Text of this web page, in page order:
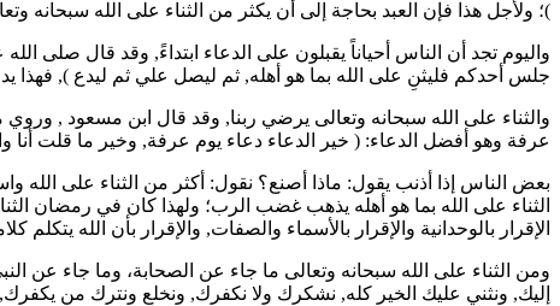
)؛ ولأجل هذا فإن العبد بحاجة إلى أن يكثر من الثناء على الله سبحانه
واليوم تجد أن الناس أحياناً يقبلون على الدعاء ابتداءً, وقد قال صلى
جلس أحدكم فليثنِ على الله بما هو أهله, ثم ليصل علي ثم ليدع ), فهذا
والثناء على الله سبحانه وتعالى يرضي ربنا, وقد قال ابن مسعود , وروي
عرفة وهو أفضل الدعاء: ( خير الدعاء دعاء يوم عرفة, وخير ما قلت أنا
بعض الناس إذا أذنب يقول: ماذا أصنع؟ نقول: أكثر من الثناء على
الثناء على الله بما هو أهله يذهب غضب الرب؛ ولهذا كان في رمضان
الإقرار بالوحدانية والإقرار بالأسماء والصفات, والإقرار بأن الله
ومن الثناء على الله سبحانه وتعالى ما جاء عن الصحابة، وما جاء عن
إليك, ونثني عليك الخير كله, نشكرك ولا نكفرك, ونخلع ونترك من